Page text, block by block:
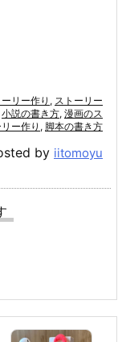
ーリー作り , ストーリー
小説の書き方, 漫画のス
リー作り , 脚本の書き方
by iitomoyu